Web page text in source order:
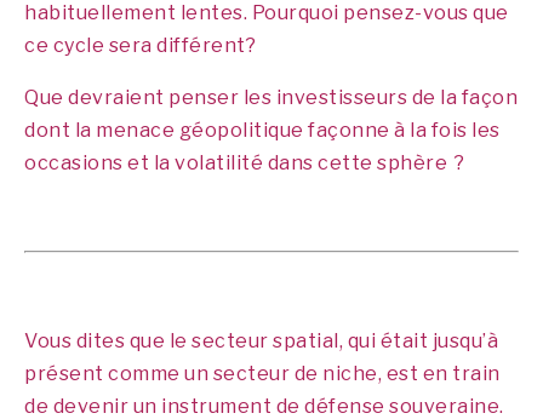
habituellement lentes. Pourquoi pensez-vous que
ce cycle sera différent?
Que devraient penser les investisseurs de la façon
dont la menace géopolitique façonne à la fois les
occasions et la volatilité dans cette sphère ?
Vous dites que le secteur spatial, qui était jusqu’à
présent comme un secteur de niche, est en train
de devenir un instrument de défense souveraine.